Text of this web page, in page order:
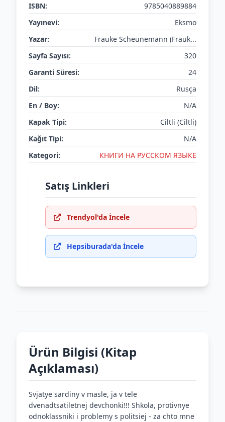
ISBN:
9785040889884
Yayınevi:
Eksmo
Yazar:
Frauke Scheunemann (Frauk...
Sayfa Sayısı:
320
Garanti Süresi:
24
Dil:
Rusça
En / Boy:
N/A
Kapak Tipi:
Ciltli (Ciltli)
Kağıt Tipi:
N/A
Kategori:
КНИГИ НА РУССКОМ ЯЗЫКЕ
Satış Linkleri
Trendyol'da İncele
Hepsiburada'da İncele
Ürün Bilgisi (Kitap
Açıklaması)
Svjatye sardiny v masle, ja v tele
dvenadtsatiletnej devchonki!!! Shkola, protivnye
odnoklassniki i problemy s politsiej - za chto mne